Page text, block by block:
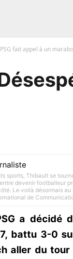
fait appel à un
sports, Thibault se
devenir footballeur
Le voilà désormais
de
a décidé
battu 3-0
aller du tour